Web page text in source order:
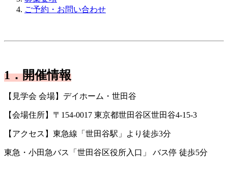
ご予約・お問い合わせ
1．開催情報
【見学会 会場】デイホーム・世田谷
【会場住所】 〒154-0017 東京都世田谷区世田谷4-15-3
【アクセス】東急線「世田谷駅」より徒歩3分
東急・小田急バス「世田谷区役所入口」 バス停 徒歩5分